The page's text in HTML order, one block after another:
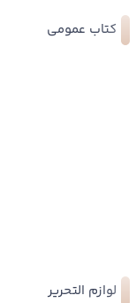
کتاب عمومی
لوازم التحریر